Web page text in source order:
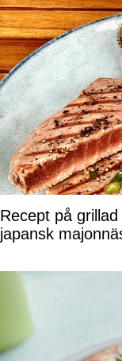
Recept på
japansk